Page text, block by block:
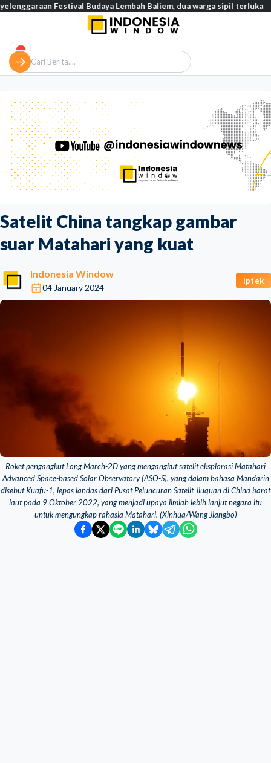
Satelit China tangkap gambar
suar Matahari yang kuat
Indonesia Window
04 January 2024
Iptek
Roket pengangkut Long March-2D yang mengangkut satelit eksplorasi Matahari
Advanced Space-based Solar Observatory (ASO-S), yang dalam bahasa Mandarin
disebut Kuafu-1, lepas landas dari Pusat Peluncuran Satelit Jiuquan di China barat
laut pada 9 Oktober 2022, yang menjadi upaya ilmiah lebih lanjut negara itu
untuk mengungkap rahasia Matahari. (Xinhua/Wang Jiangbo)
Festival Budaya Lembah Baliem, dua warga sipil terluka